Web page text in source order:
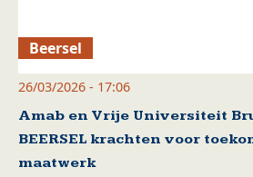
Beersel
26/03/2026 - 17:06
Amab en Vrije Universiteit
BEERSEL krachten voor
maatwerk